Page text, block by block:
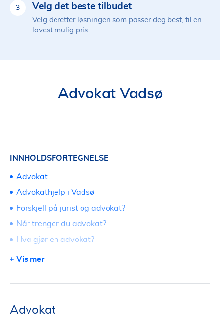
3 Velg det beste tilbudet
Velg deretter løsningen som passer deg best, til en
lavest mulig pris
Advokat Vadsø
Advokat
INNHOLDSFORTEGNELSE
Advokat
Advokathjelp i Vadsø
Forskjell på jurist og advokat?
Når trenger du advokat?
Hva gjør en advokat?
Fri rettshjelp i Vadsø
Vis mer